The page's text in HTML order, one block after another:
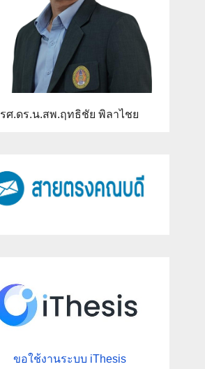
รศ.ดร.น.สพ.ฤทธิชัย พิลาไชย
ขอใช้งานระบบ iThesis